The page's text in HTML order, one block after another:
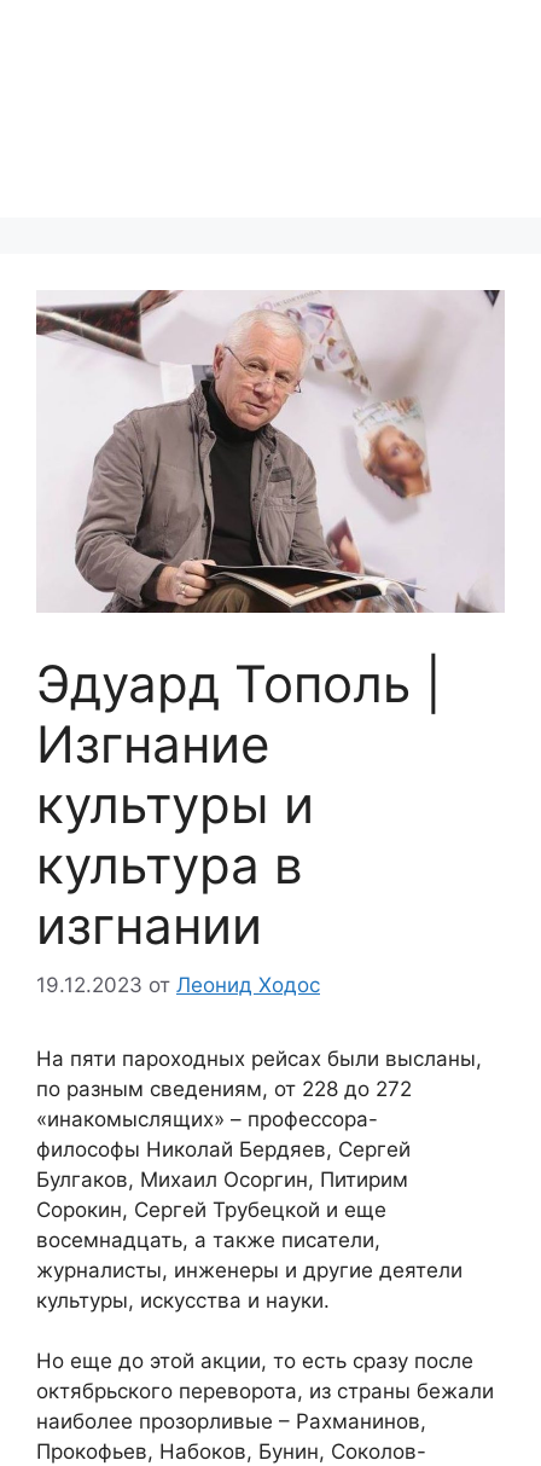
Эдуард Тополь |
Изгнание
культуры и
культура в
изгнании
19.12.2023 от Леонид Ходос
На пяти пароходных рейсах были высланы,
по разным сведениям, от 228 до 272
«инакомыслящих» – профессора-
философы Николай Бердяев, Сергей
Булгаков, Михаил Осоргин, Питирим
Сорокин, Сергей Трубецкой и еще
восемнадцать, а также писатели,
журналисты, инженеры и другие деятели
культуры, искусства и науки.
Но еще до этой акции, то есть сразу после
октябрьского переворота, из страны бежали
наиболее прозорливые – Рахманинов,
Прокофьев, Набоков, Бунин, Соколов-